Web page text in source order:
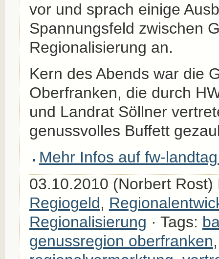
vor und sprach einige
Spannungsfeld zwischen
Regionalisierung an.
Kern des Abends war die
Oberfranken, die durch
und Landrat Söllner
genussvolles Buffett
Mehr Infos auf fw-
03.10.2010 (Norbert Rost)
Regiogeld,
Regionalisierung · Tags:
genussregion oberfranken